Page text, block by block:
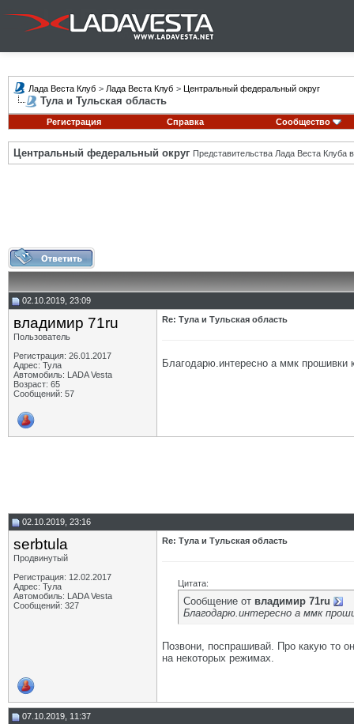
Лада Веста Клуб > Лада Веста Клуб > Центральный федеральный округ
Тула и Тульская область
Регистрация Справка Сообщество
Центральный федеральный округ Представительства Лада Веста Клуба
02.10.2019, 23:09
владимир 71ru
Пользователь
Регистрация: 26.01.2017
Адрес: Тула
Автомобиль: LADA Vesta
Возраст: 65
Сообщений: 57
Re: Тула и Тульская область
Благодарю.интересно а ммк прошивки
02.10.2019, 23:16
serbtula
Продвинутый
Регистрация: 12.02.2017
Адрес: Тула
Автомобиль: LADA Vesta
Сообщений: 327
Re: Тула и Тульская область
Цитата:
Сообщение от владимир 71ru
Благодарю.интересно а ммк
Позвони, поспрашивай. Про какую то
на некоторых режимах.
07.10.2019, 11:37